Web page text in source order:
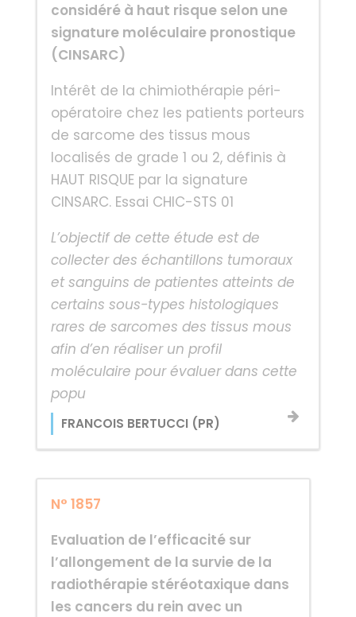
considéré à haut risque selon une
signature moléculaire pronostique
(CINSARC)
Intérêt de la chimiothérapie péri-
opératoire chez les patients porteurs
de sarcome des tissus mous
localisés de grade 1 ou 2, définis à
HAUT RISQUE par la signature
CINSARC. Essai CHIC-STS 01
L’objectif de cette étude est de
collecter des échantillons tumoraux
et sanguins de patientes atteints de
certains sous-types histologiques
rares de sarcomes des tissus mous
afin d’en réaliser un profil
moléculaire pour évaluer dans cette
popu
FRANCOIS BERTUCCI (PR)
N° 1857
Evaluation de l’efficacité sur
l’allongement de la survie de la
radiothérapie stéréotaxique dans
les cancers du rein avec un